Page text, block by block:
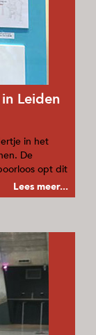
Leiden
in het
De
opt dit
Lees meer...